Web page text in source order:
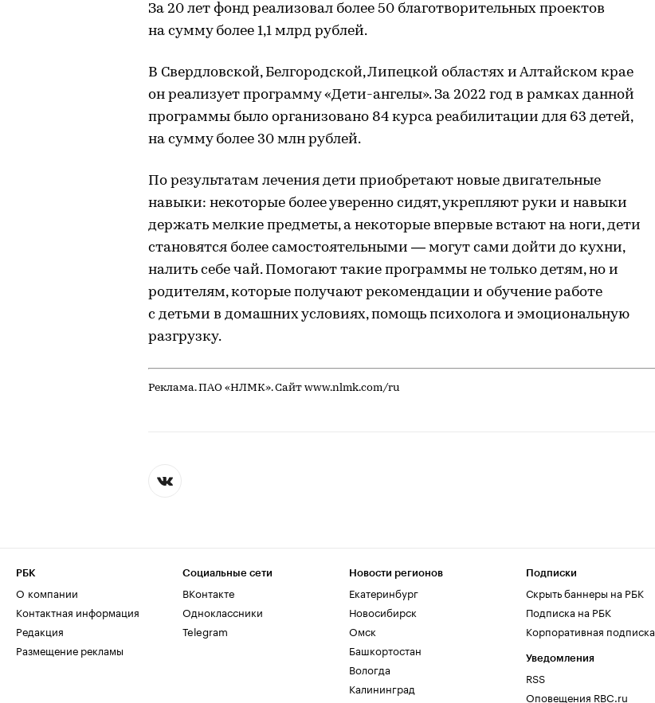
За 20 лет фонд реализовал более 50 благотворительных проектов
на сумму более 1,1 млрд рублей.
В Свердловской, Белгородской, Липецкой областях и Алтайском крае
он реализует программу «Дети-ангелы». За 2022 год в рамках данной
программы было организовано 84 курса реабилитации для 63 детей,
на сумму более 30 млн рублей.
По результатам лечения дети приобретают новые двигательные
навыки: некоторые более уверенно сидят, укрепляют руки и навыки
держать мелкие предметы, а некоторые впервые встают на ноги, дети
становятся более самостоятельными — могут сами дойти до кухни,
налить себе чай. Помогают такие программы не только детям, но и
родителям, которые получают рекомендации и обучение работе
с детьми в домашних условиях, помощь психолога и эмоциональную
разгрузку.
Реклама. ПАО «НЛМК». Сайт www.nlmk.com/ru
РБК
О компании
Контактная информация
Редакция
Размещение рекламы
Социальные сети
ВКонтакте
Одноклассники
Telegram
Новости регионов
Екатеринбург
Новосибирск
Омск
Башкортостан
Вологда
Калининград
Подписки
Скрыть баннеры на РБК
Подписка на РБК
Корпоративная подписка
Уведомления
RSS
Оповещения RBC.ru